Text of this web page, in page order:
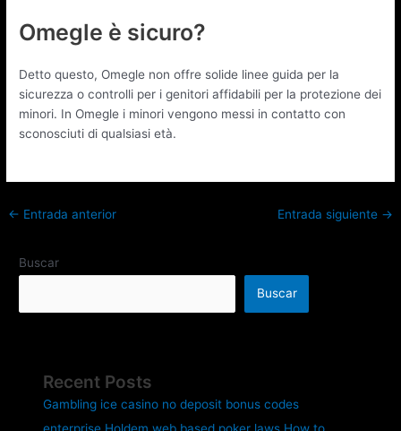
Omegle è sicuro?
Detto questo, Omegle non offre solide linee guida per la
sicurezza o controlli per i genitori affidabili per la protezione dei
minori. In Omegle i minori vengono messi in contatto con
sconosciuti di qualsiasi età.
← Entrada anterior Entrada siguiente →
Buscar
Buscar
Recent Posts
Gambling ice casino no deposit bonus codes